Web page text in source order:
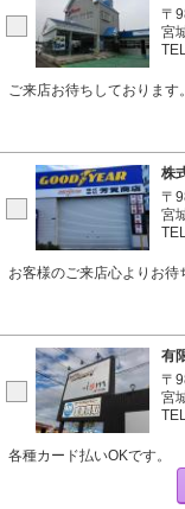
〒
宮
ご来店お待ちしております。
株
〒
宮
お客様のご来店心よりお待
有
〒
宮
各種カード払いOKです。